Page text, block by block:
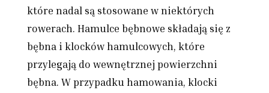
które nadal są stosowane w niektórych
rowerach. Hamulce bębnowe składają się z
bębna i klocków hamulcowych, które
przylegają do wewnętrznej powierzchni
bębna. W przypadku hamowania, klocki